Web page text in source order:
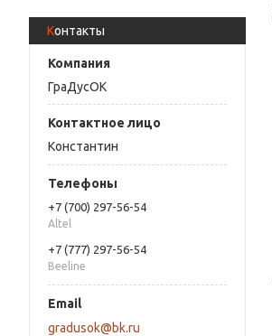
Контакты
ГраДусОК
Константин
+7 (700) 297-56-54
Altel
+7 (777) 297-56-54
Beeline
gradusok@bk.ru